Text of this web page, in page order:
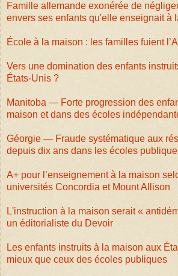
Famille allemande exonérée de
envers ses enfants qu'elle enseignait à
École à la maison : les familles fuient
Vers une domination des enfants
États-Unis ?
Manitoba — Forte progression des
maison et dans des écoles
Géorgie — Fraude systématique aux
depuis dix ans dans les écoles
A+ pour l’enseignement à la maison
universités Concordia et Mount Allison
L'instruction à la maison serait «
un éditorialiste du Devoir
Les enfants instruits à la maison aux
mieux que ceux des écoles publiques